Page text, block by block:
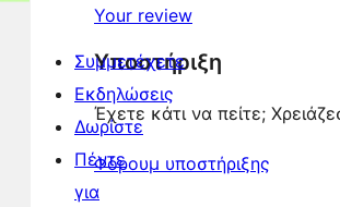
Your review
Υποστήριξη
Έχετε κάτι να πείτε;
Φόρουμ υποστήριξης
Συμμετέχετε
Εκδηλώσεις
Δωρίστε
Πέντε
για